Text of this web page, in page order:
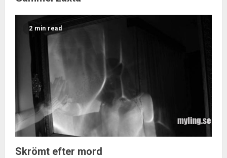
2 min read
Skrömt efter mord